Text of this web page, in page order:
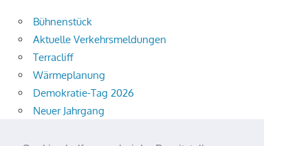
Bühnenstück
Aktuelle Verkehrsmeldungen
Terracliff
Wärmeplanung
Demokratie-Tag 2026
Neuer Jahrgang